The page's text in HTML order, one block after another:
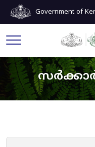
Government of